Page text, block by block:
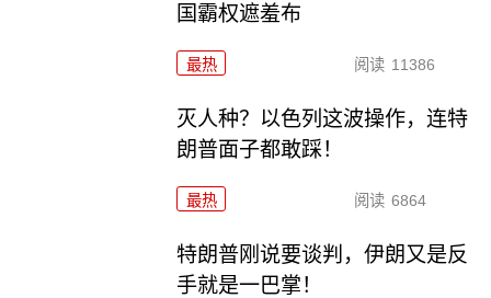
国霸权遮羞布
最热 阅读 11386
灭人种？以色列这波操作，连特
朗普面子都敢踩！
最热 阅读 6864
特朗普刚说要谈判，伊朗又是反
手就是一巴掌！